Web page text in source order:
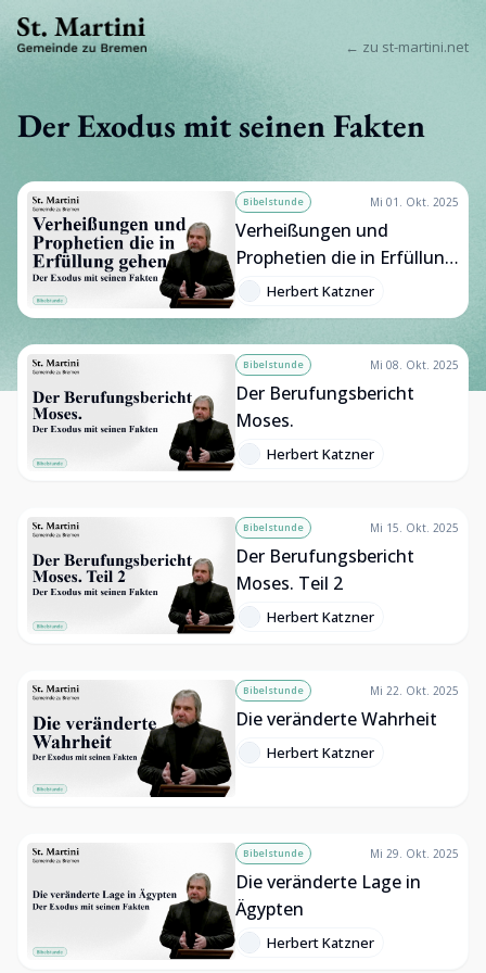
← zu st-martini.net
Der Exodus mit seinen Fakten
Bibelstunde Mi 01. Okt. 2025
Verheißungen und
Prophetien die in Erfüllung
gehenHerbert Katzner
Bibelstunde Mi 08. Okt. 2025
Der Berufungsbericht
Moses.
Herbert Katzner
Bibelstunde Mi 15. Okt. 2025
Der Berufungsbericht
Moses. Teil 2
Herbert Katzner
Bibelstunde Mi 22. Okt. 2025
Die veränderte Wahrheit
Herbert Katzner
Bibelstunde Mi 29. Okt. 2025
Die veränderte Lage in
Ägypten
Herbert Katzner